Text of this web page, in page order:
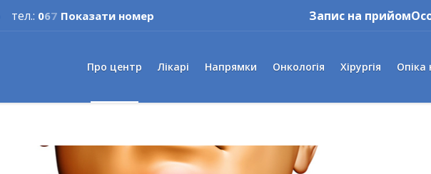
Запис на прийом
тел.: 067 Показати номер
Про центр Лікарі Напрямки Онкологія Хірургія Опіка